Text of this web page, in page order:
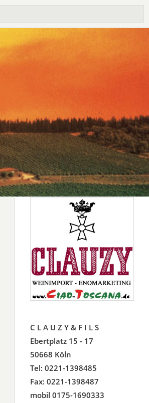
C L A U Z Y & F I L S
Ebertplatz 15 - 17
50668 Köln
Tel: 0221-1398485
Fax: 0221-1398487
mobil 0175-1690333